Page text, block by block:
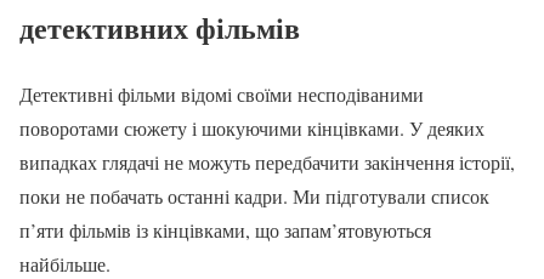
детективних фільмів
Детективні фільми відомі своїми несподіваними
поворотами сюжету і шокуючими кінцівками. У деяких
випадках глядачі не можуть передбачити закінчення історії,
поки не побачать останні кадри. Ми підготували список
п’яти фільмів із кінцівками, що запам’ятовуються
найбільше.